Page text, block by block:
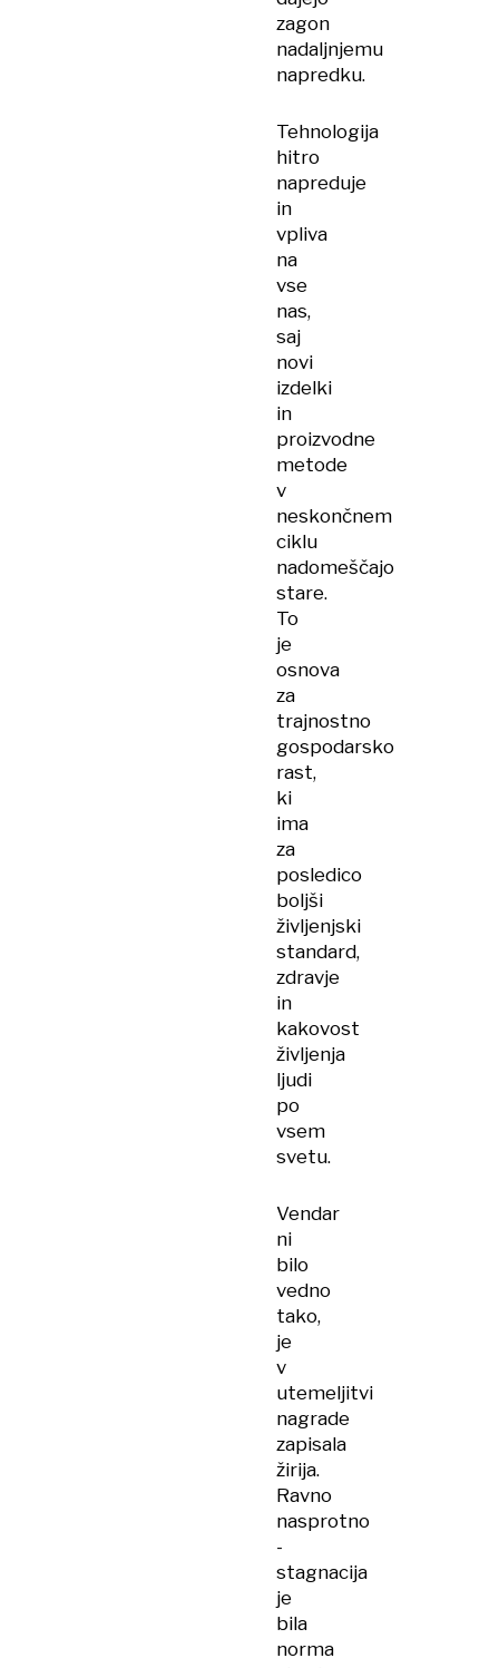
zagon
nadaljnjemu
napredku.
Tehnologija
hitro
napreduje
in
vpliva
na
vse
nas,
saj
novi
izdelki
in
proizvodne
metode
v
neskončnem
ciklu
nadomeščajo
stare.
To
je
osnova
za
trajnostno
gospodarsko
rast,
ki
ima
za
posledico
boljši
življenjski
standard,
zdravje
in
kakovost
življenja
ljudi
po
vsem
svetu.
Vendar
ni
bilo
vedno
tako,
je
v
utemeljitvi
nagrade
zapisala
žirija.
Ravno
nasprotno
-
stagnacija
je
bila
norma